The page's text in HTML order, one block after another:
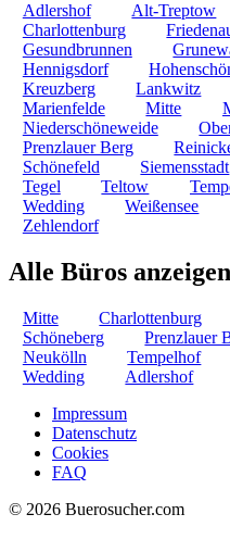
Adlershof Alt-Treptow
Charlottenburg
Gesundbrunnen
Hennigsdorf
Kreuzberg
Lankwitz
Marienfelde
Mitte
Niederschöneweide
Prenzlauer Berg
Schönefeld
Siemensstadt
Tegel
Teltow
Wedding
Weißensee
Zehlendorf
Alle Büros
Mitte Charlottenburg
Schöneberg
Prenzlauer
Neukölln
Tempelhof
Wedding
Adlershof
Impressum
Datenschutz
Cookies
FAQ
© 2026 Buerosucher.com